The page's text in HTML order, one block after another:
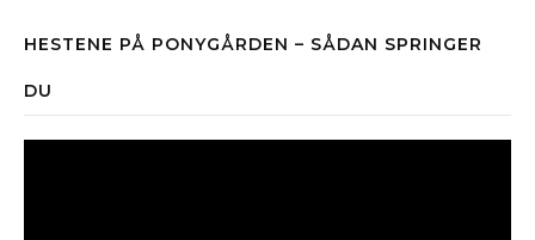
HESTENE PÅ PONYGÅRDEN – SÅDAN SPRINGER
DU